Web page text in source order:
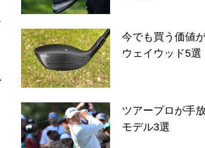
今でも買う価値
ウェイウッド5選
ツアープロが手
モデル3選